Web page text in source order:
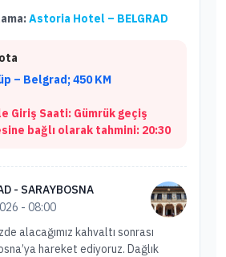
Astoria Hotel – BELGRAD
– Belgrad; 450 KM
Giriş Saati: Gümrük geçiş
bağlı olarak tahmini: 20:30
- SARAYBOSNA
- 08:00
alacağımız kahvaltı sonrası
hareket ediyoruz. Dağlık